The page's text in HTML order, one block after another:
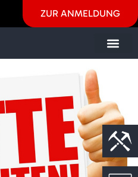
ZUR ANMELDUNG